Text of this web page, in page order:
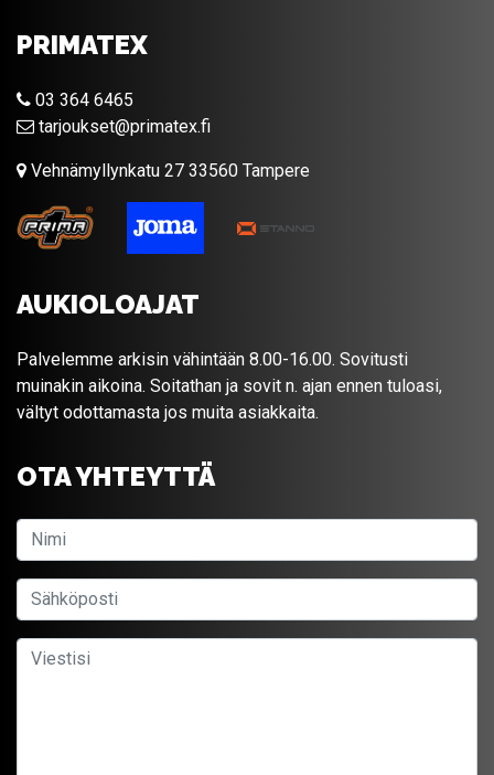
PRIMATEX
03 364 6465
tarjoukset@primatex.fi
Vehnämyllynkatu 27 33560 Tampere
AUKIOLOAJAT
Palvelemme arkisin vähintään 8.00-16.00. Sovitusti
muinakin aikoina. Soitathan ja sovit n. ajan ennen tuloasi,
vältyt odottamasta jos muita asiakkaita.
OTA YHTEYTTÄ